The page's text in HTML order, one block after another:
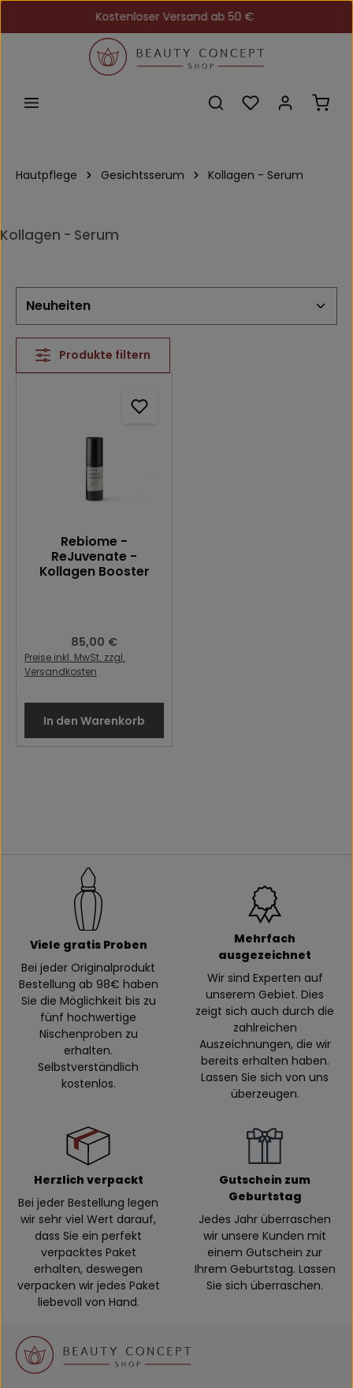
Zum Hauptinhalt springenKostenloser Versand ab 50 €
Du hast 0
Hautpflege Gesichtsserum Kollagen - Serum
Kollagen - Serum
Produkte filtern
Rebiome -
ReJuvenate -
Kollagen Booster
Regulärer Preis:
85,00 €
Preise inkl. MwSt. zzgl.
Versandkosten
In den Warenkorb
Viele gratis Proben
Bei jeder Originalprodukt
Bestellung ab 98€ haben
Sie die Möglichkeit bis zu
fünf hochwertige
Nischenproben zu
erhalten.
Selbstverständlich
kostenlos.
Mehrfach
ausgezeichnet
Wir sind Experten auf
unserem Gebiet. Dies
zeigt sich auch durch die
zahlreichen
Auszeichnungen, die wir
bereits erhalten haben.
Lassen Sie sich von uns
überzeugen.
Herzlich verpackt
Bei jeder Bestellung legen
wir sehr viel Wert darauf,
dass Sie ein perfekt
verpacktes Paket
erhalten, deswegen
verpacken wir jedes Paket
liebevoll von Hand.
Gutschein zum
Geburtstag
Jedes Jahr überraschen
wir unsere Kunden mit
einem Gutschein zur
Ihrem Geburtstag. Lassen
Sie sich überraschen.